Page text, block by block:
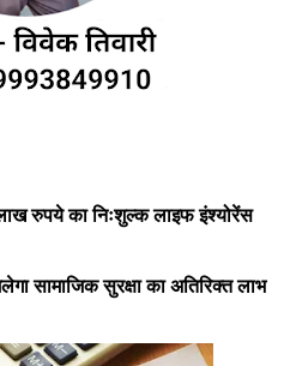
रुपये का निःशुल्क लाइफ इंश्योरेंस
सामाजिक सुरक्षा का अतिरिक्त लाभ